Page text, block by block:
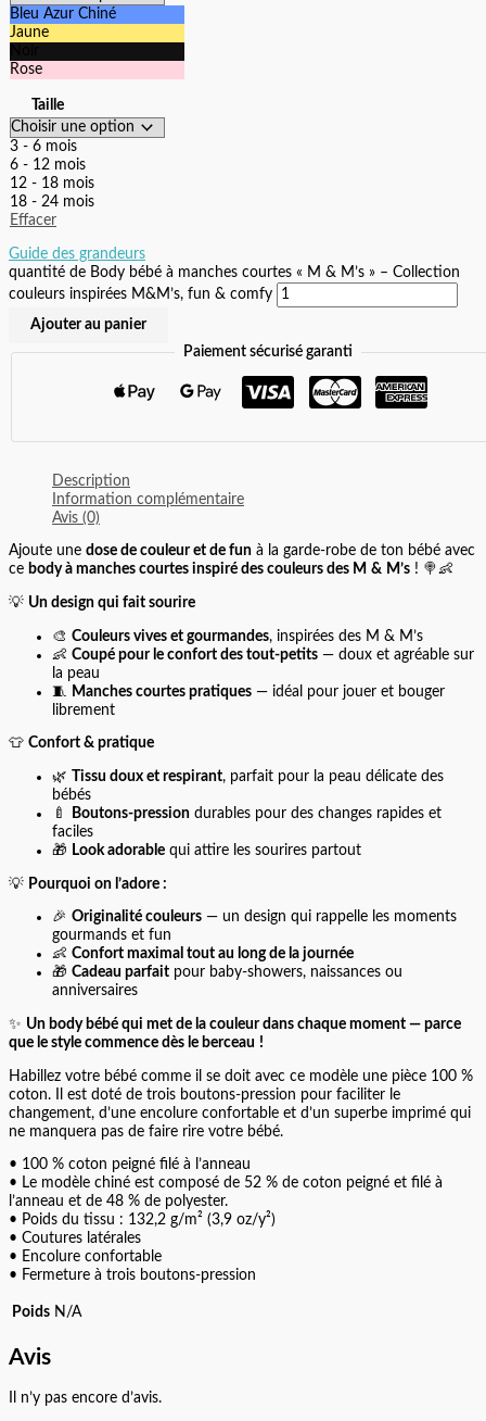
Bleu Azur Chiné
Jaune
Rose
Taille
3 - 6 mois
6 - 12 mois
12 - 18 mois
18 - 24 mois
Effacer
Guide des grandeurs
quantité de Body bébé à manches courtes « M & M’s » – Collection
couleurs inspirées M&M’s, fun & comfy
Ajouter au panier
Paiement sécurisé garanti
Description
Information complémentaire
Avis (0)
Ajoute une dose de couleur et de fun à la garde‑robe de ton bébé avec
ce body à manches courtes inspiré des couleurs des M & M’s ! 🍭👶
💡 Un design qui fait sourire
🎨 Couleurs vives et gourmandes, inspirées des M & M’s
👶 Coupé pour le confort des tout‑petits — doux et agréable sur
la peau
🧵
Manches courtes pratiques — idéal pour jouer et bouger
librement
👕 Confort & pratique
🌿 Tissu doux et respirant, parfait pour la peau délicate des
bébés
🍼
Boutons‑pression durables pour des changes rapides et
faciles
🎁 Look adorable qui attire les sourires partout
💡 Pourquoi on l’adore :
🎉 Originalité couleurs — un design qui rappelle les moments
gourmands et fun
👶 Confort maximal tout au long de la journée
🎁 Cadeau parfait pour baby‑showers, naissances ou
anniversaires
✨ Un body bébé qui met de la couleur dans chaque moment — parce
que le style commence dès le berceau !
Habillez votre bébé comme il se doit avec ce modèle une pièce 100 %
coton. Il est doté de trois boutons-pression pour faciliter le
changement, d’une encolure confortable et d’un superbe imprimé qui
ne manquera pas de faire rire votre bébé.
• 100 % coton peigné filé à l’anneau
• Le modèle chiné est composé de 52 % de coton peigné et filé à
l’anneau et de 48 % de polyester.
• Poids du tissu : 132,2 g/m² (3,9 oz/y²)
• Coutures latérales
• Encolure confortable
• Fermeture à trois boutons-pression
Poids N/A
Avis
Il n’y pas encore d’avis.